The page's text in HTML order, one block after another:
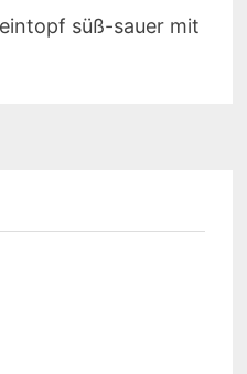
süß-sauer mit